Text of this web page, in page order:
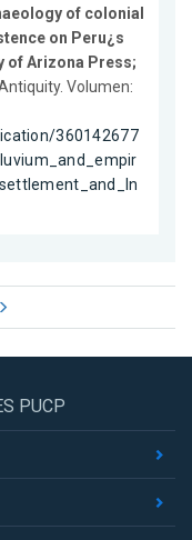
of colonial
on Peru¿s
of Arizona Press;
Volumen:
360142677
PUCP